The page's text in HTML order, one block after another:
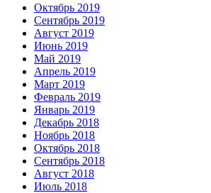
Октябрь 2019
Сентябрь 2019
Август 2019
Июнь 2019
Май 2019
Апрель 2019
Март 2019
Февраль 2019
Январь 2019
Декабрь 2018
Ноябрь 2018
Октябрь 2018
Сентябрь 2018
Август 2018
Июль 2018